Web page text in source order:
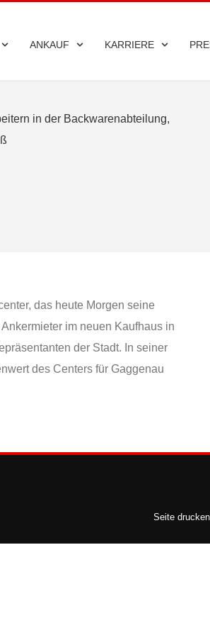
ANKAUF KARRIERE
das heute Morgen seine
im neuen Kaufhaus in
der Stadt. In seiner
des Centers für Gaggenau
Seite drucken